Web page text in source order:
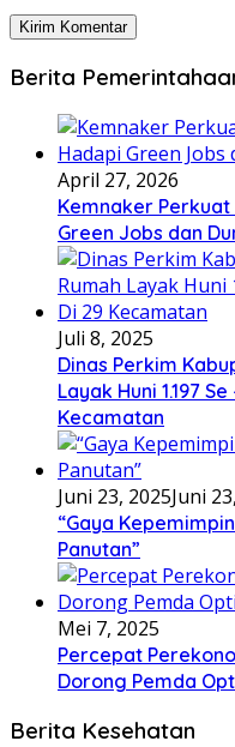
Berita
April 27, 2026
Kemnaker
Green Jobs dan
Juli 8, 2025
Dinas Perkim
Layak Huni 1.197
Kecamatan
Juni 23, 2025Juni
“Gaya
Panutan”
Mei 7, 2025
Percepat
Dorong Pemda
Berita Kesehatan